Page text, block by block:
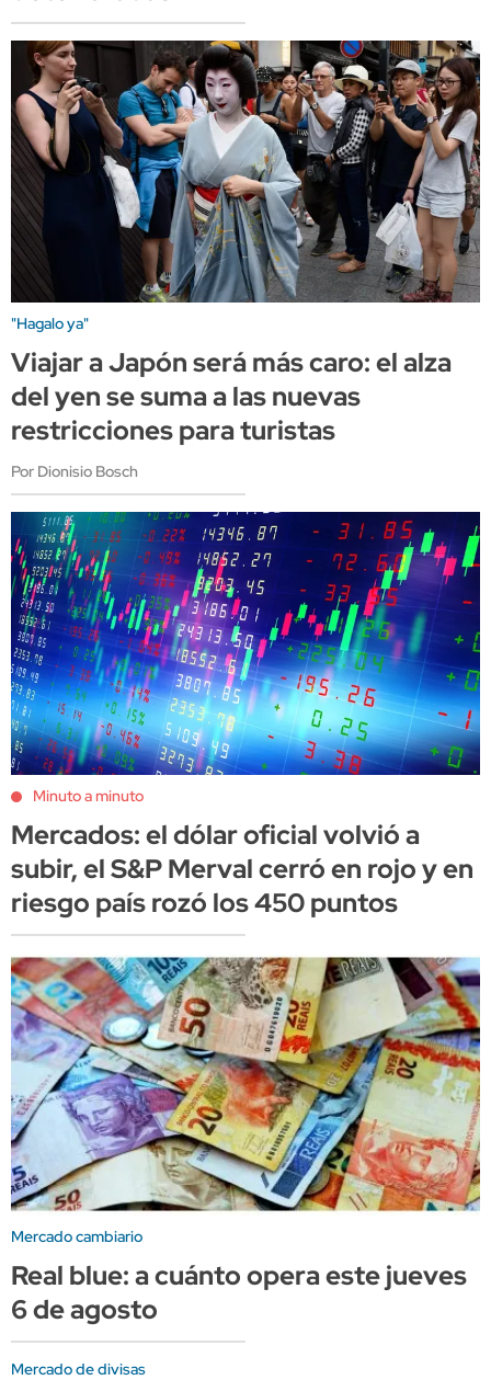
"Hagalo ya"
Viajar a Japón será más caro: el alza
del yen se suma a las nuevas
restricciones para turistas
Por Dionisio Bosch
Minuto a minuto
Mercados: el dólar oficial volvió a
subir, el S&P Merval cerró en rojo y en
riesgo país rozó los 450 puntos
Mercado cambiario
Real blue: a cuánto opera este jueves
6 de agosto
Mercado de divisas